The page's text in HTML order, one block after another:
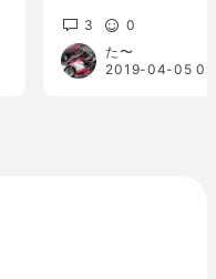
3
0
た〜
2019-04-05